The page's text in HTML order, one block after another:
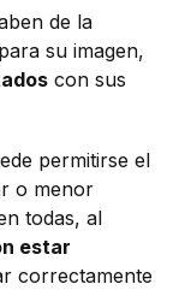
de la
para su imagen,
con sus
permitirse el
o menor
todas, al
estar
correctamente